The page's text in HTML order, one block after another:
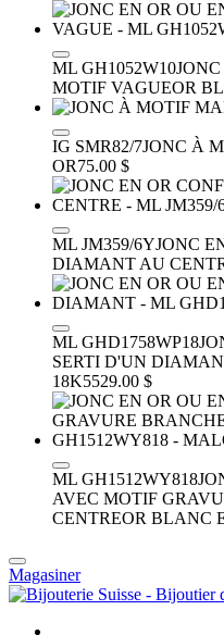
ML GH1052W10
MOTIF VAGUEOR
IG SMR82/7JONC À
OR75.00 $
ML JM359/6YJONC
DIAMANT AU
ML GHD1758WP18
SERTI D'UN
18K5529.00 $
ML GH1512WY818
AVEC MOTIF
CENTREOR BLANC
Magasiner